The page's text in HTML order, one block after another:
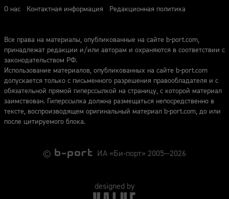
О нас
Контактная информация Редакционная политика
Все права на материалы, опубликованные на сайте b-port.com,
принадлежат редакции и/или авторам и охраняются в соответствии с
законодательством РФ.
Использование материалов, опубликованных на сайте b-port.com
допускается только с письменного разрешения правообладателя и с
обязательной прямой гиперссылкой на страницу, с которой материал
заимствован. Гиперссылка должна размещаться непосредственно в
тексте, воспроизводящем оригинальный материал b-port.com, до или
после цитируемого блока.
© ИА «Би-порт» 2005—2026
designed by